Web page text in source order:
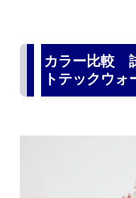
カラー比較
トテックウ